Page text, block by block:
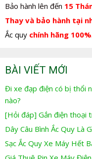
Bảo hành lên đến 15
Thay và bảo hành tại
Ắc quy chính hãng 100%.
BÀI VIẾT MỚI
Đi xe đạp điện có bị thổi
nào?
[Hỏi đáp] Gắn điện thoại
Dây Câu Bình Ắc Quy Là
Sạc Ắc Quy Xe Máy Hết